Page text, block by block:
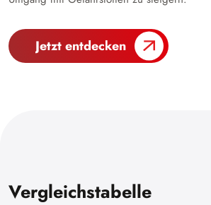
Jetzt entdecken
Vergleichstabelle